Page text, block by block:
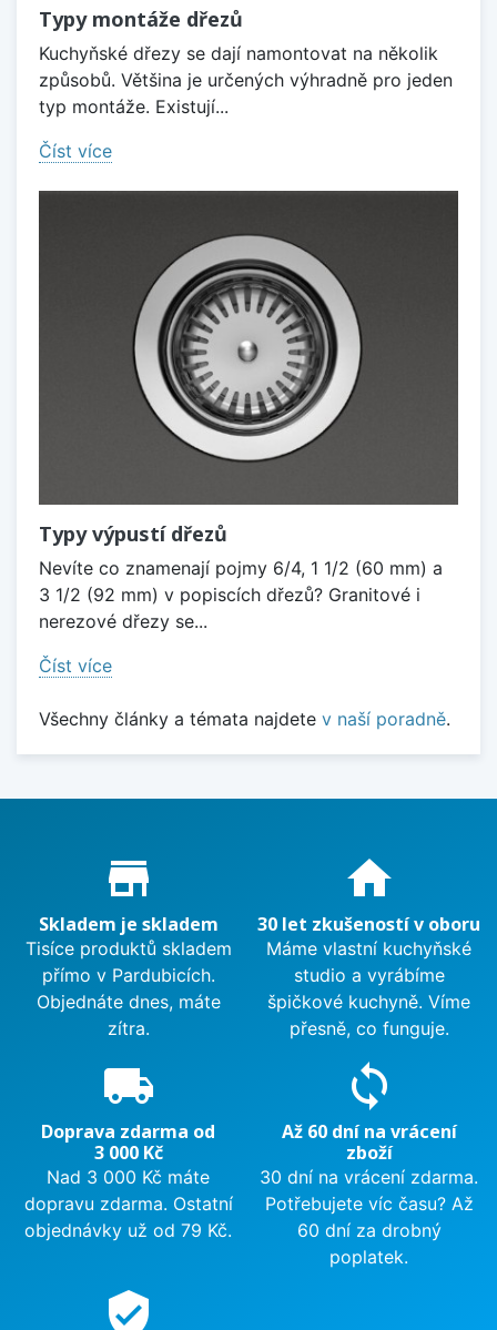
Typy montáže dřezů
Kuchyňské dřezy se dají namontovat na několik
způsobů. Většina je určených výhradně pro jeden
typ montáže. Existují...
Číst více
Typy výpustí dřezů
Nevíte co znamenají pojmy 6/4, 1 1/2 (60 mm) a
3 1/2 (92 mm) v popiscích dřezů? Granitové i
nerezové dřezy se...
Číst více
Všechny články a témata najdete v naší poradně.
Proč nakupovat u nás?
store_mall_directory
Skladem je skladem
Tisíce produktů skladem
přímo v Pardubicích.
Objednáte dnes, máte
zítra.
home
30 let zkušeností v oboru
Máme vlastní kuchyňské
studio a vyrábíme
špičkové kuchyně. Víme
přesně, co funguje.
local_shipping
Doprava zdarma od
3 000 Kč
Nad 3 000 Kč máte
dopravu zdarma. Ostatní
objednávky už od 79 Kč.
sync
Až 60 dní na vrácení
zboží
30 dní na vrácení zdarma.
Potřebujete víc času? Až
60 dní za drobný
poplatek.
verified_user